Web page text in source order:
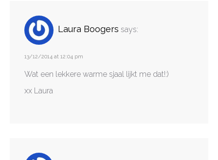
Laura Boogers says:
13/12/2014 at 12:04 pm
Wat een lekkere warme sjaal lijkt me dat!:)
xx Laura